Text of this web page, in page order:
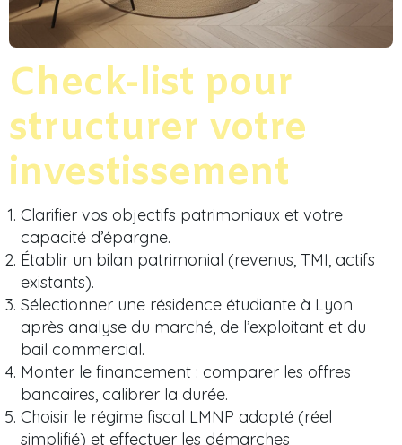
Check-list pour
structurer votre
investissement
Clarifier vos objectifs patrimoniaux et votre
capacité d’épargne.
Établir un bilan patrimonial (revenus, TMI, actifs
existants).
Sélectionner une résidence étudiante à Lyon
après analyse du marché, de l’exploitant et du
bail commercial.
Monter le financement : comparer les offres
bancaires, calibrer la durée.
Choisir le régime fiscal LMNP adapté (réel
simplifié) et effectuer les démarches